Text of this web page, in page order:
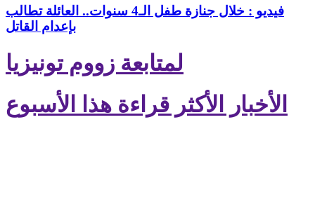
فيديو : خلال جنازة طفل الـ4 سنوات.. العائلة تطالب
بإعدام القاتل
لمتابعة زووم تونيزيا
الأخبار الأكثر قراءة هذا الأسبوع